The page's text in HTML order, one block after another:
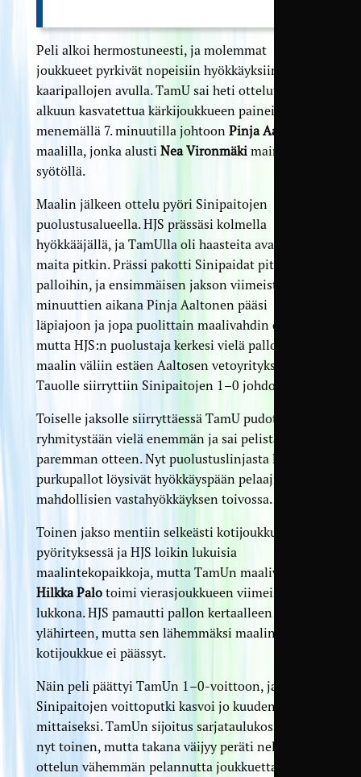
Peli alkoi hermostuneesti, ja molemmat
joukkueet pyrkivät nopeisiin hyökkäyksiin
kaaripallojen avulla. TamU sai heti otteluun
alkuun kasvatettua kärkijoukkueen paineita
menemällä 7. minuutilla johtoon Pinja Aaltosen
maalilla, jonka alusti Nea Vironmäkimainiolla
syötöllä.
Maalin jälkeen ottelu pyöri Sinipaitojen
puolustusalueella. HJS prässäsi kolmella
hyökkääjällä, ja TamUlla oli haasteita avata peliä
maita pitkin. Prässi pakotti Sinipaidat pitkiin
palloihin, ja ensimmäisen jakson viimeisten
minuuttien aikana Pinja Aaltonen pääsi
läpiajoon ja jopa puolittain maalivahdin ohi,
mutta HJS:n puolustaja kerkesi vielä pallon ja
maalin väliin estäen Aaltosen vetoyrityksen.
Tauolle siirryttiin Sinipaitojen 1–0 johdossa.
Toiselle jaksolle siirryttäessä TamU pudotti
ryhmitystään vielä enemmän ja sai pelistä
paremman otteen. Nyt puolustuslinjasta lähetetyt
purkupallot löysivät hyökkäyspään pelaajia
mahdollisien vastahyökkäyksen toivossa.
Toinen jakso mentiin selkeästi kotijoukkueen
pyörityksessä ja HJS loikin lukuisia
maalintekopaikkoja, mutta TamUn maalivahti
Hilkka Palotoimi vierasjoukkueen viimeisenä
lukkona. HJS pamautti pallon kertaalleen
ylähirteen, mutta sen lähemmäksi maalintekoa
kotijoukkue ei päässyt.
Näin peli päättyi TamUn 1–0-voittoon, ja samalla
Sinipaitojen voittoputki kasvoi jo kuuden ottelun
mittaiseksi. TamUn sijoitus sarjataulukossa on
nyt toinen, mutta takana väijyy peräti neljä yhden
ottelun vähemmän pelannutta joukkuetta, jotka